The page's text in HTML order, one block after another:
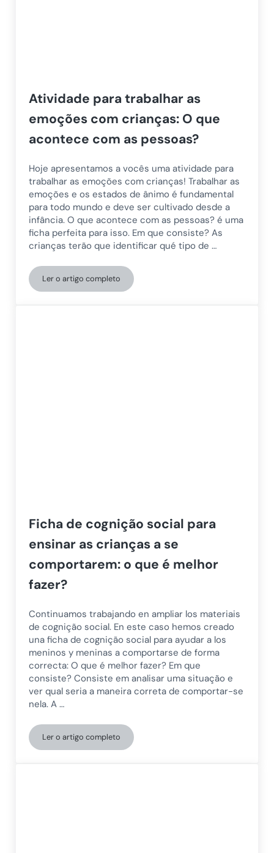
Atividade para trabalhar as
emoções com crianças: O que
acontece com as pessoas?
Hoje apresentamos a vocês uma atividade para
trabalhar as emoções com crianças! Trabalhar as
emoções e os estados de ânimo é fundamental
para todo mundo e deve ser cultivado desde a
infância. O que acontece com as pessoas? é uma
ficha perfeita para isso. Em que consiste? As
crianças terão que identificar qué tipo de …
Ler o artigo completoAtividade para trabalhar as emoções com crianças:
Ficha de cognição social para
ensinar as crianças a se
comportarem: o que é melhor
fazer?
Continuamos trabajando en ampliar los materiais
de cognição social. En este caso hemos creado
una ficha de cognição social para ayudar a los
meninos y meninas a comportarse de forma
correcta: O que é melhor fazer? Em que
consiste? Consiste em analisar uma situação e
ver qual seria a maneira correta de comportar-se
nela. A …
Ler o artigo completoFicha de cognição social para ensinar as crianças a